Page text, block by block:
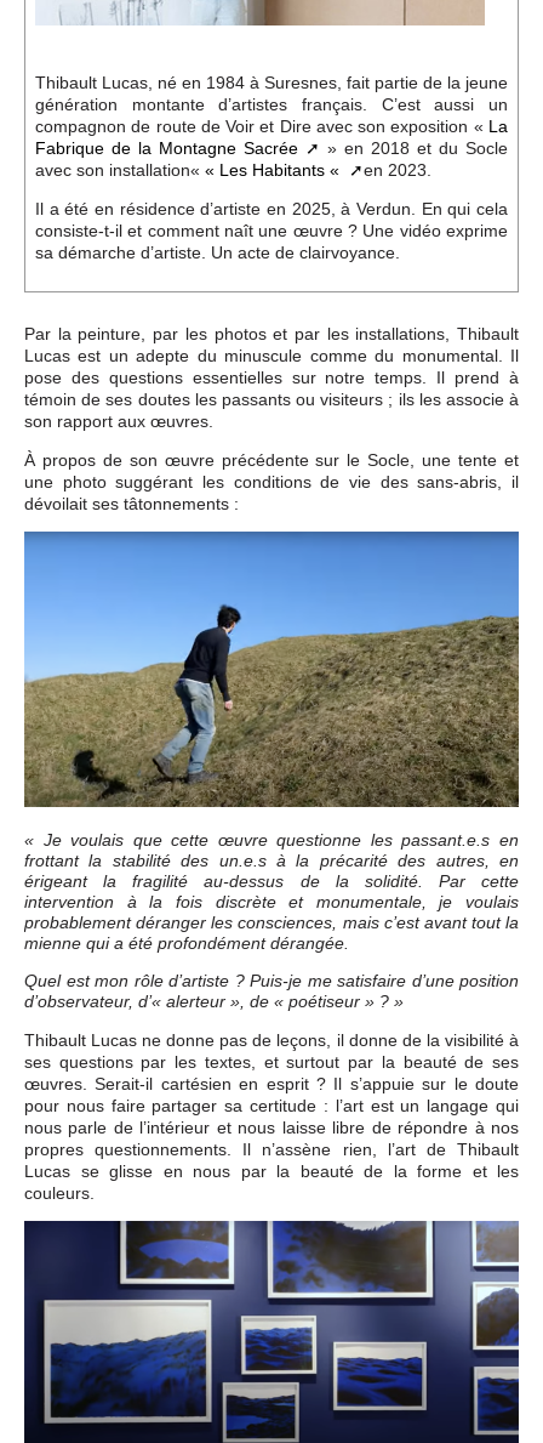
Thibault Lucas, né en 1984 à Suresnes, fait partie de la jeune
génération montante d’artistes français. C’est aussi un
compagnon de route de Voir et Dire avec son exposition « La
Fabrique de la Montagne Sacrée
» en 2018 et du Socle
avec son installation« « Les Habitants « en 2023.
Il a été en résidence d’artiste en 2025, à Verdun. En qui cela
consiste-t-il et comment naît une œuvre ? Une vidéo exprime
sa démarche d’artiste. Un acte de clairvoyance.
Par la peinture, par les photos et par les installations, Thibault
Lucas est un adepte du minuscule comme du monumental. Il
pose des questions essentielles sur notre temps. Il prend à
témoin de ses doutes les passants ou visiteurs ; ils les associe à
son rapport aux œuvres.
À propos de son œuvre précédente sur le Socle, une tente et
une photo suggérant les conditions de vie des sans-abris, il
dévoilait ses tâtonnements :
« Je voulais que cette œuvre questionne les passant.e.s en
frottant la stabilité des un.e.s à la précarité des autres, en
érigeant la fragilité au-dessus de la solidité. Par cette
intervention à la fois discrète et monumentale, je voulais
probablement déranger les consciences, mais c’est avant tout la
mienne qui a été profondément dérangée.
Quel est mon rôle d’artiste ? Puis-je me satisfaire d’une position
d’observateur, d’« alerteur », de « poétiseur » ? »
Thibault Lucas ne donne pas de leçons, il donne de la visibilité à
ses questions par les textes, et surtout par la beauté de ses
œuvres. Serait-il cartésien en esprit ? Il s’appuie sur le doute
pour nous faire partager sa certitude : l’art est un langage qui
nous parle de l’intérieur et nous laisse libre de répondre à nos
propres questionnements. Il n’assène rien, l’art de Thibault
Lucas se glisse en nous par la beauté de la forme et les
couleurs.